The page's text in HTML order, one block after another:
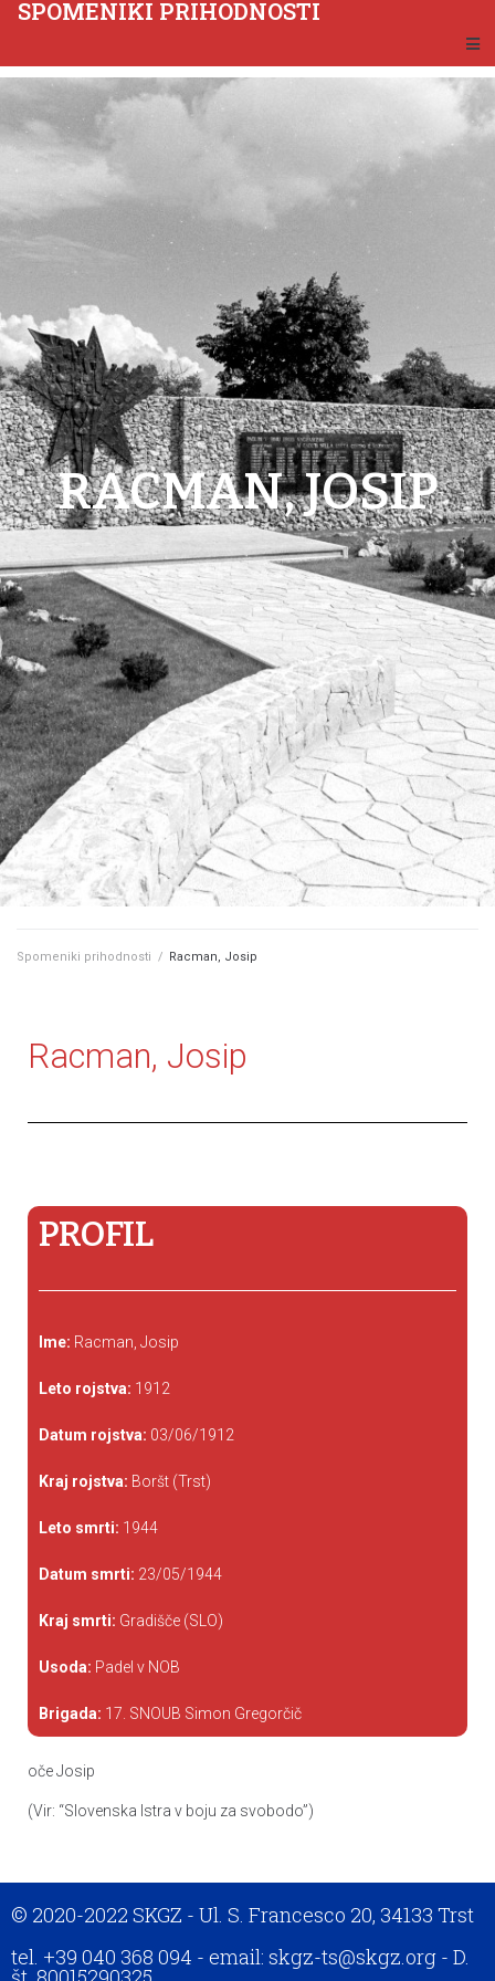
SPOMENIKI PRIHODNOSTI
RACMAN, JOSIP
Spomeniki prihodnosti / Racman, Josip
Racman, Josip
PROFIL
Ime: Racman, Josip
Leto rojstva: 1912
Datum rojstva: 03/06/1912
Kraj rojstva: Boršt (Trst)
Leto smrti: 1944
Datum smrti: 23/05/1944
Kraj smrti: Gradišče (SLO)
Usoda: Padel v NOB
Brigada: 17. SNOUB Simon Gregorčič
oče Josip
(Vir: “Slovenska Istra v boju za svobodo”)
© 2020-2022 SKGZ - Ul. S. Francesco 20, 34133 Trst
tel. +39 040 368 094 - email: skgz-ts@skgz.org - D.